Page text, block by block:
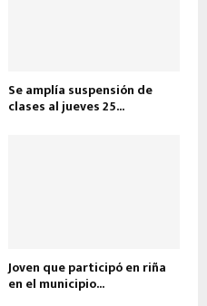
Se amplía suspensión de
clases al jueves 25...
Joven que participó en riña
en el municipio...